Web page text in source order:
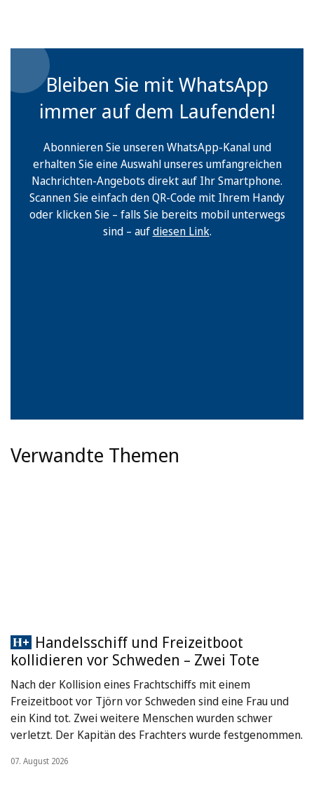
Bleiben Sie mit WhatsApp
immer auf dem Laufenden!
Abonnieren Sie unseren WhatsApp-Kanal und
erhalten Sie eine Auswahl unseres umfangreichen
Nachrichten-Angebots direkt auf Ihr Smartphone.
Scannen Sie einfach den QR-Code mit Ihrem Handy
oder klicken Sie – falls Sie bereits mobil unterwegs
sind – aufdiesen Link.
Verwandte Themen
Handelsschiff und Freizeitboot
kollidieren vor Schweden – Zwei Tote
Nach der Kollision eines Frachtschiffs mit einem
Freizeitboot vor Tjörn vor Schweden sind eine Frau und
ein Kind tot. Zwei weitere Menschen wurden schwer
verletzt. Der Kapitän des Frachters wurde festgenommen.
07. August 2026